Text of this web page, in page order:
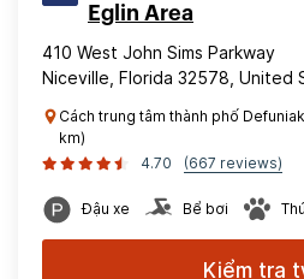
Eglin Area
410 West John Sims Parkway
Niceville, Florida 32578, United
Cách trung tâm thành phố
km)
4.70
(667 reviews)
Đậu xe Bể bơi
Kiểm tra